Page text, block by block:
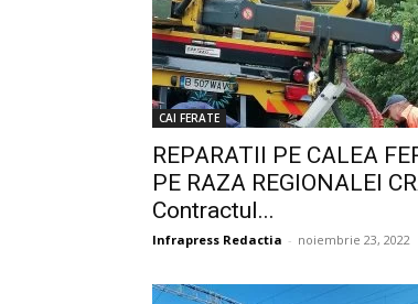
CAI FERATE
REPARATII PE CALEA
PE RAZA REGIONALEI
Contractul...
Infrapress Redactia - noiembrie 23, 2022